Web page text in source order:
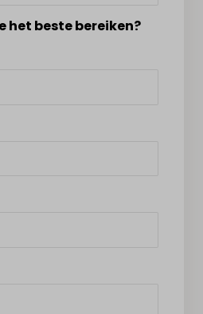
het beste bereiken?